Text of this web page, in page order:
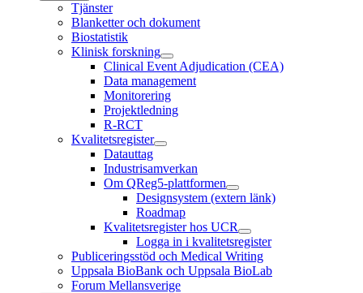
Tjänster
Blanketter och dokument
Biostatistik
Klinisk forskning
Clinical Event Adjudication (CEA)
Data management
Monitorering
Projektledning
R-RCT
Kvalitetsregister
Datauttag
Industrisamverkan
Om QReg5-plattformen
Designsystem (extern länk)
Roadmap
Kvalitetsregister hos UCR
Logga in i kvalitetsregister
Publiceringsstöd och Medical Writing
Uppsala BioBank och Uppsala BioLab
Forum Mellansverige